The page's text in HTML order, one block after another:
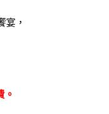
宴，
。